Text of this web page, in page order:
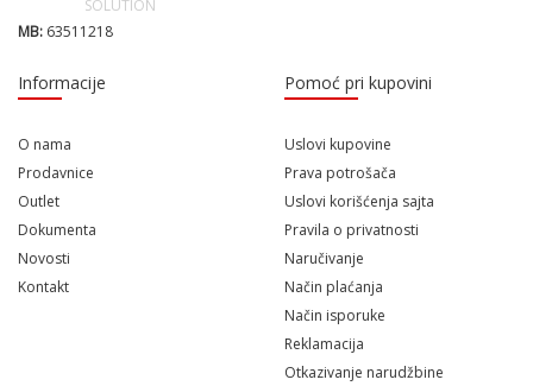
MB: 63511218
Informacije
O nama
Prodavnice
Outlet
Dokumenta
Novosti
Kontakt
Pomoć pri kupovini
Uslovi kupovine
Prava potrošača
Uslovi korišćenja sajta
Pravila o privatnosti
Naručivanje
Način plaćanja
Način isporuke
Reklamacija
Otkazivanje narudžbine